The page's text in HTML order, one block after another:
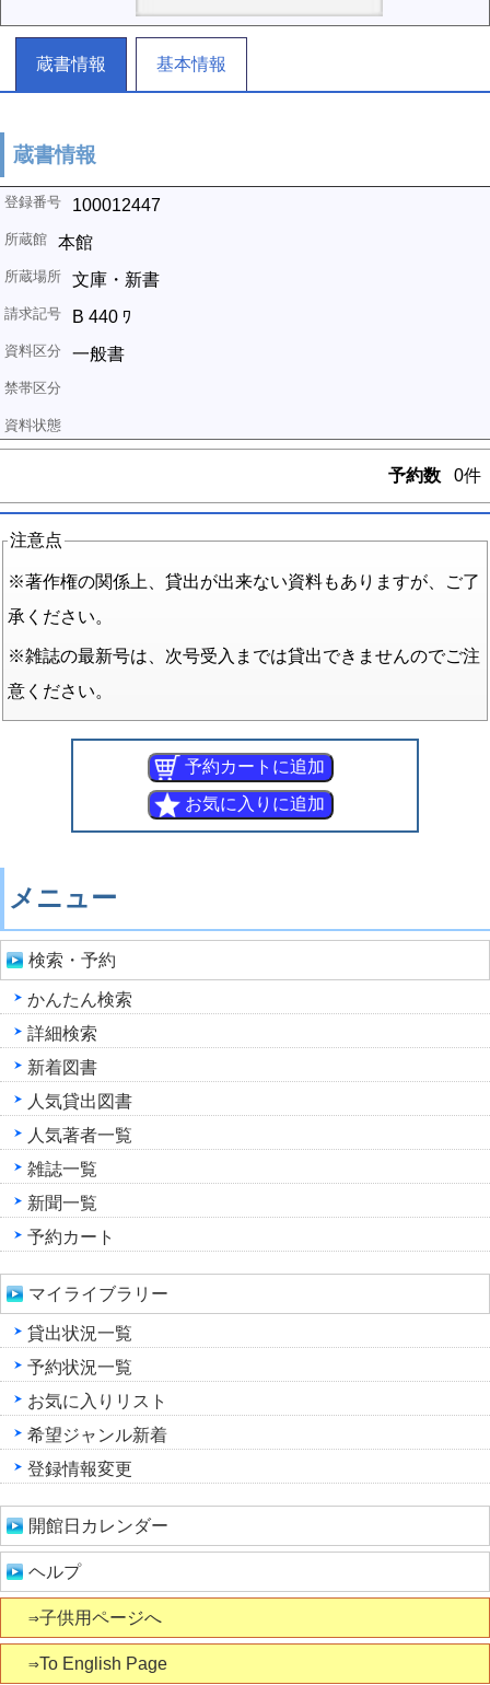
蔵書情報 基本情報
蔵書情報
100012447
本館
文庫・新書
B 440 ﾜ
一般書
予約数 0件
注意点
※著作権の関係上、貸出が出来ない資料もありますが、ご了
承ください。
※雑誌の最新号は、次号受入までは貸出できませんのでご注
意ください。
メニュー
検索・予約
かんたん検索
詳細検索
新着図書
人気貸出図書
人気著者一覧
雑誌一覧
新聞一覧
予約カート
マイライブラリー
貸出状況一覧
予約状況一覧
お気に入りリスト
希望ジャンル新着
登録情報変更
開館日カレンダー
ヘルプ
⇒子供用ページへ
⇒To English Page